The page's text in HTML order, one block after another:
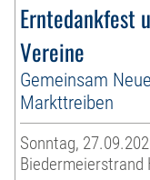
Erntedankfest
Vereine
Gemeinsam
Markttreiben
Sonntag,
Biedermeierstrand